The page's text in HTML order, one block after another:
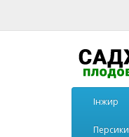
Інжир
Персики